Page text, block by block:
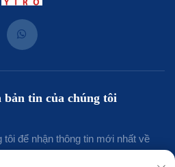
tin của chúng tôi
tôi để nhận thông tin mới nhất về